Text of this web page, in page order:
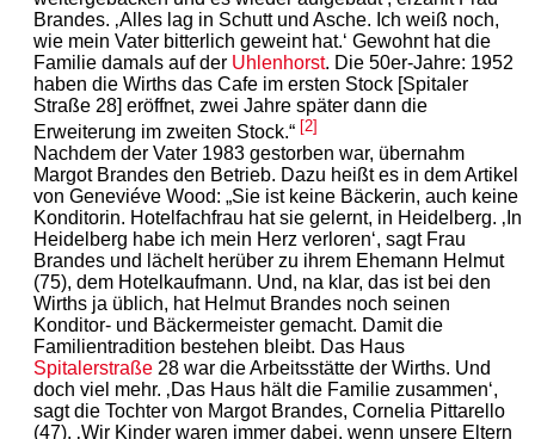
Brandes. ‚Alles lag in Schutt und Asche. Ich weiß noch,
wie mein Vater bitterlich geweint hat.‘ Gewohnt hat die
Familie damals auf der Uhlenhorst. Die 50er-Jahre: 1952
haben die Wirths das Cafe im ersten Stock [Spitaler
Straße 28] eröffnet, zwei Jahre später dann die
Erweiterung im zweiten Stock.“ [2]
Nachdem der Vater 1983 gestorben war, übernahm
Margot Brandes den Betrieb. Dazu heißt es in dem Artikel
von Geneviéve Wood: „Sie ist keine Bäckerin, auch keine
Konditorin. Hotelfachfrau hat sie gelernt, in Heidelberg. ‚In
Heidelberg habe ich mein Herz verloren‘, sagt Frau
Brandes und lächelt herüber zu ihrem Ehemann Helmut
(75), dem Hotelkaufmann. Und, na klar, das ist bei den
Wirths ja üblich, hat Helmut Brandes noch seinen
Konditor- und Bäckermeister gemacht. Damit die
Familientradition bestehen bleibt. Das Haus
Spitalerstraße 28 war die Arbeitsstätte der Wirths. Und
doch viel mehr. ‚Das Haus hält die Familie zusammen‘,
sagt die Tochter von Margot Brandes, Cornelia Pittarello
(47). ‚Wir Kinder waren immer dabei, wenn unsere Eltern